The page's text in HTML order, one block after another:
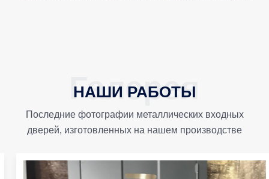
НАШИ РАБОТЫ
Последние фотографии металлических входных
дверей, изготовленных на нашем производстве